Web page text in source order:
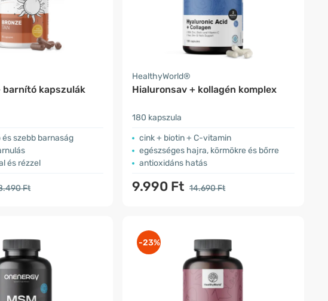
barnító kapszulák
szebb barnaság
és rézzel
Ft
HealthyWorld®
Hialuronsav + kollagén komplex
180 kapszula
cink + biotin + C-vitamin
egészséges hajra, körmökre és bőrre
antioxidáns hatás
9.990 Ft 14.690 Ft
-23%